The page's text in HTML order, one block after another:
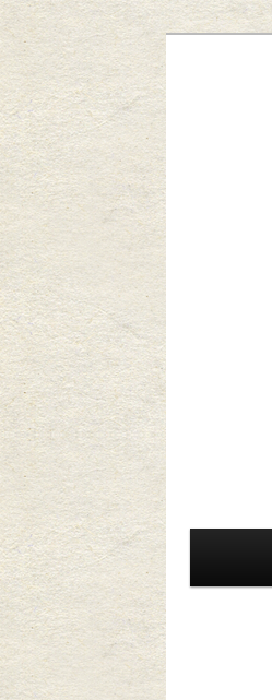
Перейти
к
основному
содержимому